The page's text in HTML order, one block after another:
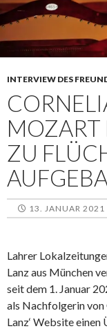
INTERVIEW DES
MOZART
ZU
13. JANUAR 2021
Lahrer
Lanz aus München
seit dem 1. Januar
als Nachfolgerin
Lanz‘ Website